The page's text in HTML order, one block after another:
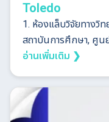
Toledo
1. ห้องแล็บวิจัยทางวิ
สถาบันการศึกษา, ศูนย์
อ่านเพิ่มเติม ❯